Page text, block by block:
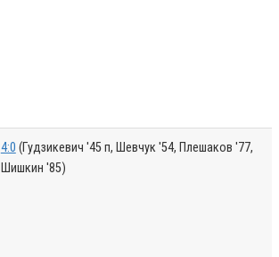
4:0 (Гудзикевич '45 п, Шевчук '54, Плешаков '77,
Шишкин '85)